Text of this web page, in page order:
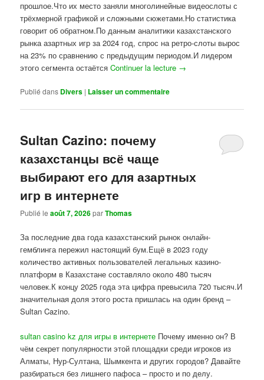
прошлое.Что их место заняли многолинейные видеослоты с
трёхмерной графикой и сложными сюжетами.Но статистика
говорит об обратном.По данным аналитики казахстанского
рынка азартных игр за 2024 год, спрос на ретро-слоты вырос
на 23% по сравнению с предыдущим периодом.И лидером
этого сегмента остаётсяContinuer la lecture →
Publié dans Divers | Laisser un commentaire
Sultan Cazino: почему
казахстанцы всё чаще
выбирают его для азартных
игр в интернете
Publié leaoût 7, 2026parThomas
За последние два года казахстанский рынок онлайн-
гемблинга пережил настоящий бум.Ещё в 2023 году
количество активных пользователей легальных казино-
платформ в Казахстане составляло около 480 тысяч
человек.К концу 2025 года эта цифра превысила 720 тысяч.И
значительная доля этого роста пришлась на один бренд –
Sultan Cazino.
sultan casino kz для игры в интернете Почему именно он? В
чём секрет популярности этой площадки среди игроков из
Алматы, Нур-Султана, Шымкента и других городов? Давайте
разбираться без лишнего пафоса – просто и по делу.